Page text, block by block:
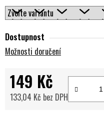
Dostupnost
Možnosti doručení
149 Kč
133,04 Kč bez DPH